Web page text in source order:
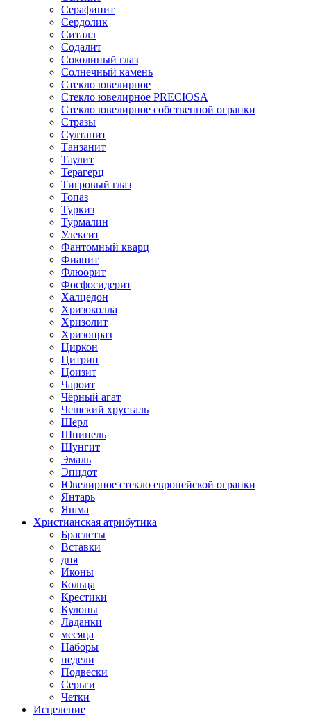
Серафинит
Сердолик
Ситалл
Содалит
Соколиный глаз
Солнечный камень
Стекло ювелирное
Стекло ювелирное PRECIOSA
Стекло ювелирное собственной огранки
Стразы
Султанит
Танзанит
Таулит
Терагерц
Тигровый глаз
Топаз
Туркиз
Турмалин
Улексит
Фантомный кварц
Фианит
Флюорит
Фосфосидерит
Халцедон
Хризоколла
Хризолит
Хризопраз
Циркон
Цитрин
Цоизит
Чароит
Чёрный агат
Чешский хрусталь
Шерл
Шпинель
Шунгит
Эмаль
Эпидот
Ювелирное стекло европейской огранки
Янтарь
Яшма
Христианская атрибутика
Браслеты
Вставки
дня
Иконы
Кольца
Крестики
Кулоны
Ладанки
месяца
Наборы
недели
Подвески
Серьги
Четки
Исцеление